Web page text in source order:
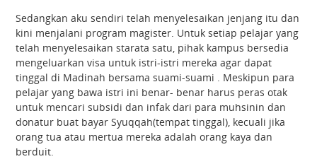
Sedangkan aku sendiri telah menyelesaikan jenjang itu dan
kini menjalani program magister. Untuk setiap pelajar yang
telah menyelesaikan starata satu, pihak kampus bersedia
mengeluarkan visa untuk istri-istri mereka agar dapat
tinggal di Madinah bersama suami-suami . Meskipun para
pelajar yang bawa istri ini benar- benar harus peras otak
untuk mencari subsidi dan infak dari para muhsinin dan
donatur buat bayar Syuqqah(tempat tinggal), kecuali jika
orang tua atau mertua mereka adalah orang kaya dan
berduit.